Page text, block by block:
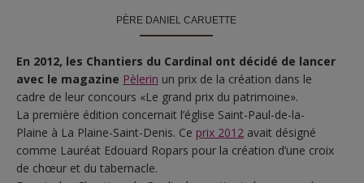
PÈRE DANIEL CARUETTE
En 2012, les Chantiers du Cardinal ont décidé de lancer
avec le magazine Pèlerin un prix de la création dans le
cadre de leur concours «Le grand prix du patrimoine».
La première édition concernait l’église Saint-Paul-de-la-
Plaine à La Plaine-Saint-Denis. Ce prix 2012 avait désigné
comme Lauréat Edouard Ropars pour la création d’une croix
de chœur et du tabernacle.